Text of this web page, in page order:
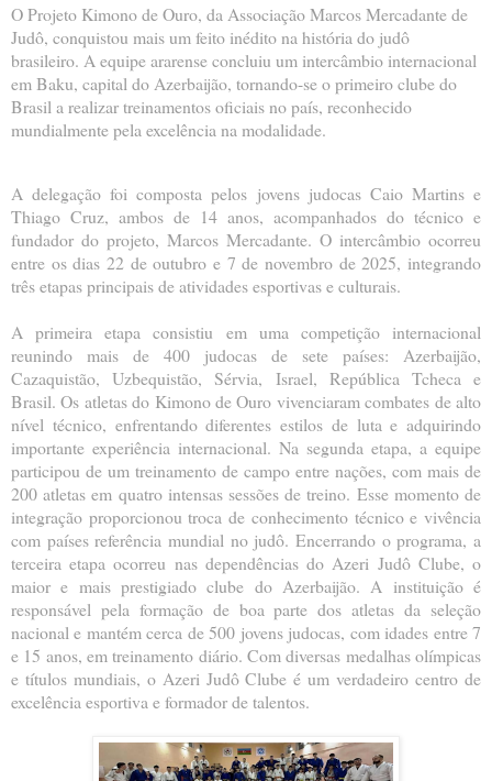
O Projeto Kimono de Ouro, da Associação Marcos Mercadante de
Judô, conquistou mais um feito inédito na história do judô
brasileiro. A equipe ararense concluiu um intercâmbio internacional
em Baku, capital do Azerbaijão, tornando-se o primeiro clube do
Brasil a realizar treinamentos oficiais no país, reconhecido
mundialmente pela excelência na modalidade.
A delegação foi composta pelos jovens judocas Caio Martins e
Thiago Cruz, ambos de 14 anos, acompanhados do técnico e
fundador do projeto, Marcos Mercadante. O intercâmbio ocorreu
entre os dias 22 de outubro e 7 de novembro de 2025, integrando
três etapas principais de atividades esportivas e culturais.
A primeira etapa consistiu em uma competição internacional
reunindo mais de 400 judocas de sete países: Azerbaijão,
Cazaquistão, Uzbequistão, Sérvia, Israel, República Tcheca e
Brasil. Os atletas do Kimono de Ouro vivenciaram combates de alto
nível técnico, enfrentando diferentes estilos de luta e adquirindo
importante experiência internacional. Na segunda etapa, a equipe
participou de um treinamento de campo entre nações, com mais de
200 atletas em quatro intensas sessões de treino. Esse momento de
integração proporcionou troca de conhecimento técnico e vivência
com países referência mundial no judô. Encerrando o programa, a
terceira etapa ocorreu nas dependências do Azeri Judô Clube, o
maior e mais prestigiado clube do Azerbaijão. A instituição é
responsável pela formação de boa parte dos atletas da seleção
nacional e mantém cerca de 500 jovens judocas, com idades entre 7
e 15 anos, em treinamento diário. Com diversas medalhas olímpicas
e títulos mundiais, o Azeri Judô Clube é um verdadeiro centro de
excelência esportiva e formador de talentos.